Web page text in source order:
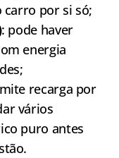
carro por si só;
: pode haver
energia
recarga por
vários
puro antes